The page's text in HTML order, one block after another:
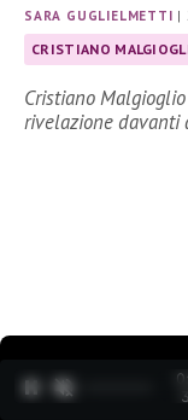
SARA GUGLIELMETTI |
CRISTIANO
Cristiano
rivelazione davanti